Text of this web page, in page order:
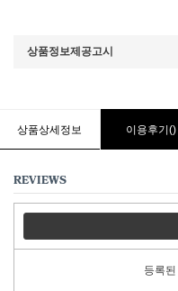
상품정보제공고시
상품상세정보 이용후기()
REVIEWS
등록